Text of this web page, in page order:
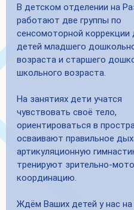
В детском отделении на
работают две группы по
сенсомоторной коррекции
детей младшего
возраста и старшего
школьного возраста.
На занятиях дети учатся
чувствовать своё тело,
ориентироваться в
осваивают правильное
артикуляционную
тренируют зрительно-
координацию.
Ждём Ваших детей у нас на